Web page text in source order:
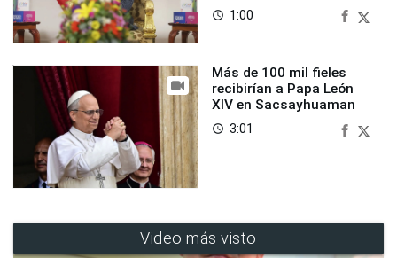
access_time 1:00
Más de 100 mil fieles
recibirían a Papa León
XIV en Sacsayhuaman
access_time 3:01
Video más visto